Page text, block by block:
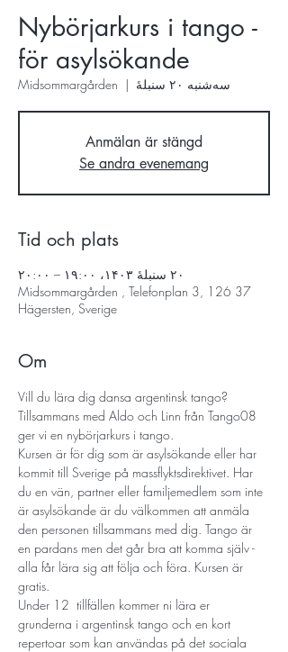
Nybörjarkurs i tango -
för asylsökande
سه‌شنبه ۲۰ سنبلهٔ
  |
Midsommargården
Anmälan är stängd
Se andra evenemang
Tid och plats
۲۰ سنبلهٔ ۱۴۰۳، ۱۹:۰۰ – ۲۰:۰۰
Midsommargården , Telefonplan 3, 126 37
Hägersten, Sverige
Om
Vill du lära dig dansa argentinsk tango?
Tillsammans med Aldo och Linn från Tango08
ger vi en nybörjarkurs i tango.
Kursen är för dig som är asylsökande eller har
kommit till Sverige på massflyktsdirektivet. Har
du en vän, partner eller familjemedlem som inte
är asylsökande är du välkommen att anmäla
den personen tillsammans med dig. Tango är
en pardans men det går bra att komma själv -
alla får lära sig att följa och föra. Kursen är
gratis.
Under 12  tillfällen kommer ni lära er
grunderna i argentinsk tango och en kort
repertoar som kan användas på det sociala